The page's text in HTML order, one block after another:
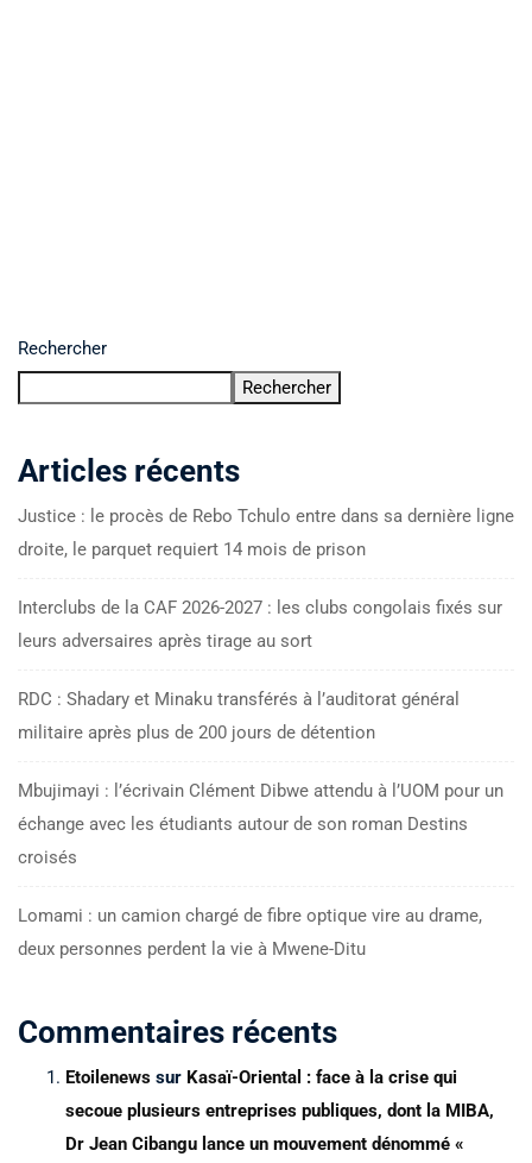
Rechercher
Rechercher
Articles récents
Justice : le procès de Rebo Tchulo entre dans sa dernière ligne
droite, le parquet requiert 14 mois de prison
Interclubs de la CAF 2026-2027 : les clubs congolais fixés sur
leurs adversaires après tirage au sort
RDC : Shadary et Minaku transférés à l’auditorat général
militaire après plus de 200 jours de détention
Mbujimayi : l’écrivain Clément Dibwe attendu à l’UOM pour un
échange avec les étudiants autour de son roman Destins
croisés
Lomami : un camion chargé de fibre optique vire au drame,
deux personnes perdent la vie à Mwene-Ditu
Commentaires récents
Etoilenews sur Kasaï-Oriental : face à la crise qui
secoue plusieurs entreprises publiques, dont la MIBA,
Dr Jean Cibangu lance un mouvement dénommé «